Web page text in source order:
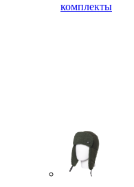
комплекты